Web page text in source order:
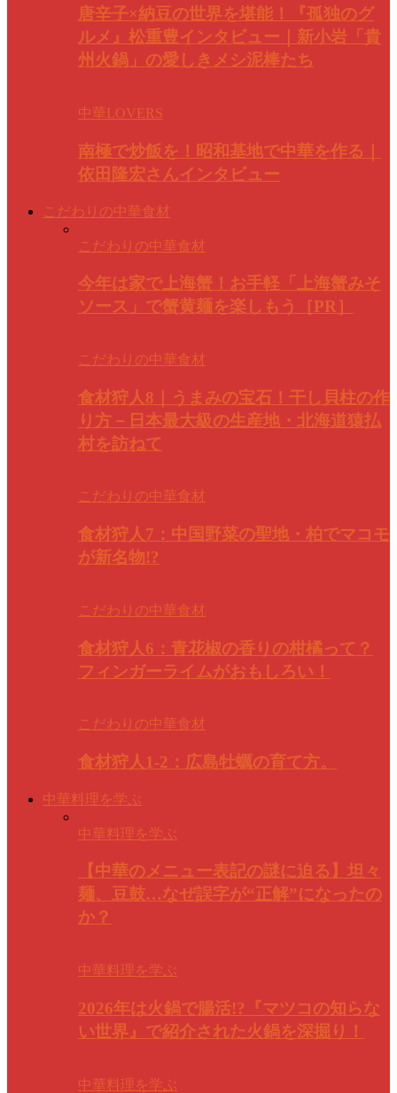
唐辛子×納豆の世界を堪能！『孤独のグ
ルメ』松重豊インタビュー｜新小岩「貴
州火鍋」の愛しきメシ泥棒たち
中華LOVERS
南極で炒飯を！昭和基地で中華を作る｜
依田隆宏さんインタビュー
こだわりの中華食材
こだわりの中華食材
今年は家で上海蟹！お手軽「上海蟹みそ
ソース」で蟹黄麺を楽しもう［PR］
こだわりの中華食材
食材狩人8｜うまみの宝石！干し貝柱の作
り方－日本最大級の生産地・北海道猿払
村を訪ねて
こだわりの中華食材
食材狩人7：中国野菜の聖地・柏でマコモ
が新名物!?
こだわりの中華食材
食材狩人6：青花椒の香りの柑橘って？
フィンガーライムがおもしろい！
こだわりの中華食材
食材狩人1-2：広島牡蠣の育て方。
中華料理を学ぶ
中華料理を学ぶ
【中華のメニュー表記の謎に迫る】坦々
麺、豆鼓…なぜ誤字が“正解”になったの
か？
中華料理を学ぶ
2026年は火鍋で腸活!?『マツコの知らな
い世界』で紹介された火鍋を深掘り！
中華料理を学ぶ